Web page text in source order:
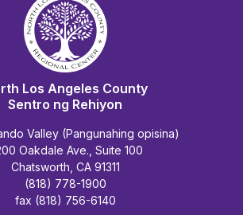
Los Angeles County
Sentro ng Rehiyon
Valley (Pangunahing opisina)
Oakdale Ave., Suite 100
Chatsworth, CA 91311
(818) 778-1900
fax (818) 756-6140